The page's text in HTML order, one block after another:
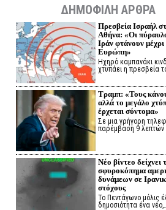
ΔΗΜΟΦΙΛΗ ΑΡΘΡΑ
Πρεσβεία Ισραήλ
Αθήνα: «Οι
Ιράν φτάνουν μέχρι
Ευρώπη»
Ηχηρό καμπανάκι
χτυπάει η πρεσβεία
Τραμπ: «Τους
αλλά το μεγάλο
έρχεται σύντομα»
Σε μια γρήγορη
παρέμβαση 9 λεπτών
Νέο βίντεο δείχνει
σφυροκόπημα
δυνάμεων σε
στόχους
Το Πεντάγωνο μόλις
δημοσιότητα ένα νέο,…